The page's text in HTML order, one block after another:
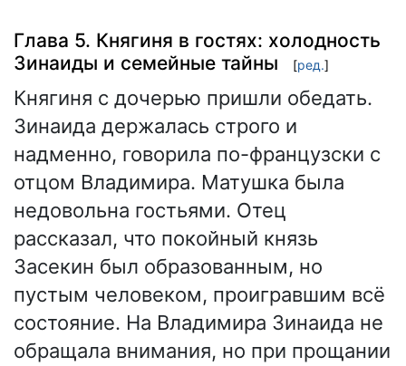
Глава 5. Княгиня в гостях: холодность
Зинаиды и семейные тайны
[ред.]
Княгиня с дочерью пришли обедать.
Зинаида держалась строго и
надменно, говорила по-французски с
отцом Владимира. Матушка была
недовольна гостьями. Отец
рассказал, что покойный князь
Засекин был образованным, но
пустым человеком, проигравшим всё
состояние. На Владимира Зинаида не
обращала внимания, но при прощании